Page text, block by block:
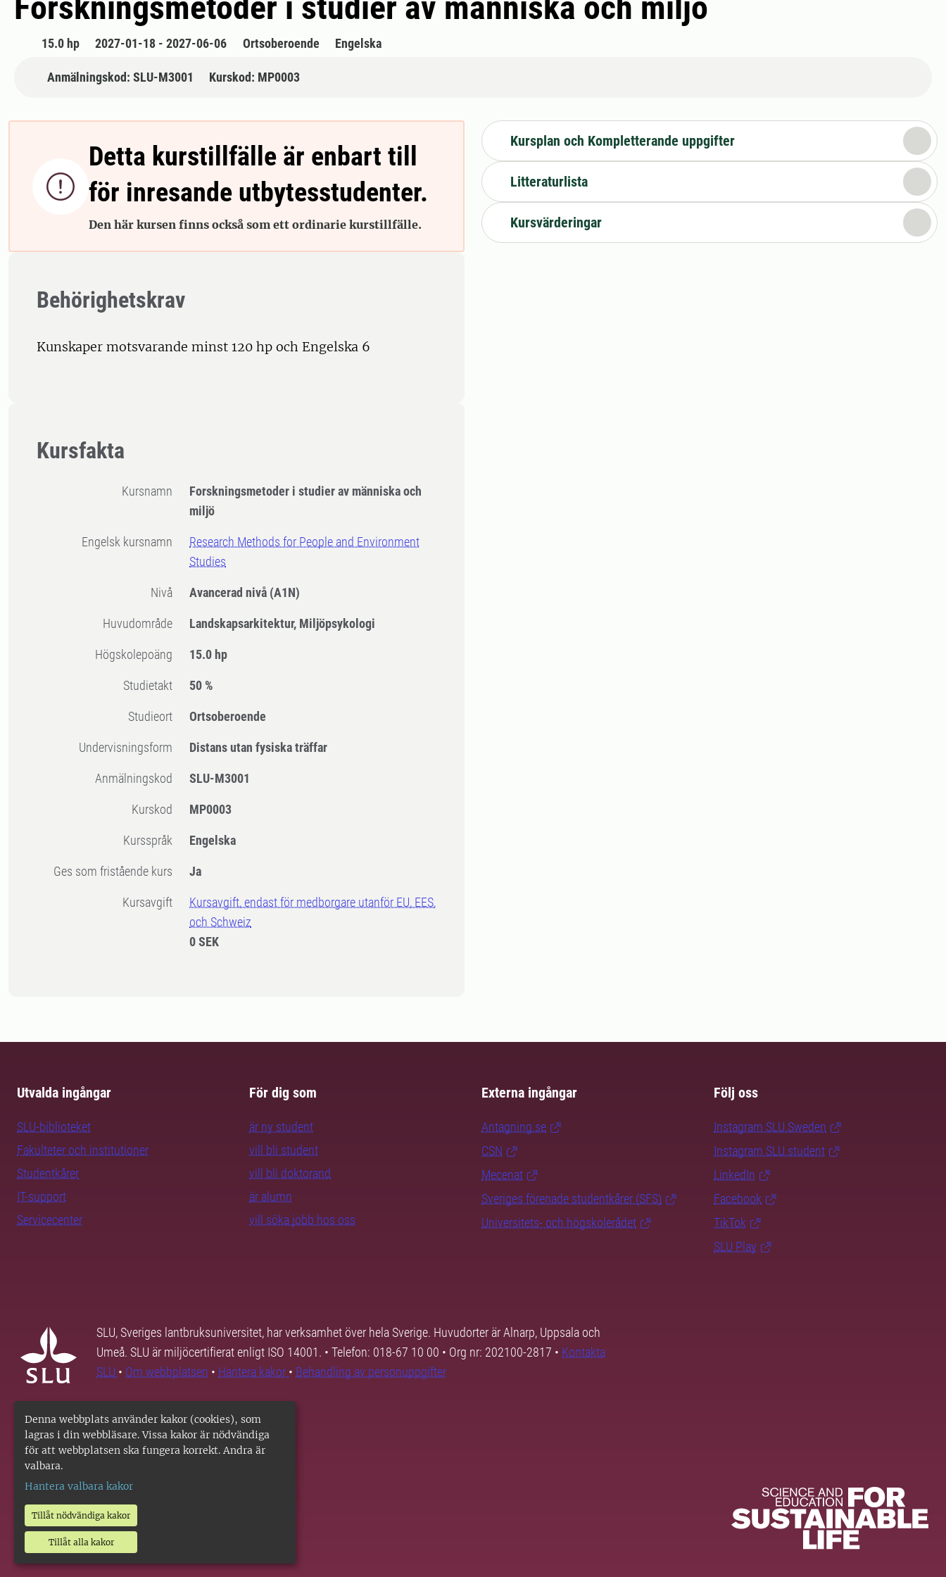
Denna webbplats använder kakor (cookies), som
lagras i din webbläsare. Vissa kakor är nödvändiga
för att webbplatsen ska fungera korrekt. Andra är
valbara.
Hantera valbara kakor
Tillåt nödvändiga kakor
Tillåt alla kakor
15.0 hp 2027-01-18 - 2027-06-06 Ortsoberoende Engelska
Anmälningskod: SLU-M3001 Kurskod: MP0003

Detta kurstillfälle är enbart till
för inresande utbytesstudenter.
Den här kursen finns också som ett ordinarie kurstillfälle.
Behörighetskrav
Kunskaper motsvarande minst 120 hp och Engelska 6
Kursfakta
Kursnamn
Forskningsmetoder i studier av människa och
miljö
Engelsk kursnamn
Research Methods for People and Environment
Studies
Nivå Avancerad nivå (A1N)
Huvudområde Landskapsarkitektur, Miljöpsykologi
högskolepoäng 15.0 hp
Studietakt 50 %
Studieort Ortsoberoende
Undervisningsform Distans utan fysiska träffar
Anmälningskod SLU-M3001
Kurskod MP0003
Kursspråk Engelska
Ges som fristående kurs Ja
Kursavgift
Kursavgift, endast för medborgare utanför EU, EES,
och Schweiz
0 SEK
Kursplan och Kompletterande uppgifter
Litteraturlista
Kursvärderingar
Utvalda ingångar
SLU-biblioteket
Fakulteter och institutioner
Studentkårer
IT-support
Servicecenter
För dig som
är ny student
vill bli student
vill bli doktorand
är alumn
vill söka jobb hos oss
Externa ingångar
Antagning.se
CSN
Mecenat
Sveriges förenade studentkårer (SFS)
Universitets- och högskolerådet
Följ oss
Instagram SLU.Sweden
Instagram SLU.student
LinkedIn
Facebook
TikTok
SLU Play
SLU, Sveriges lantbruksuniversitet, har verksamhet över hela Sverige. Huvudorter är Alnarp, Uppsala och
Umeå. SLU är miljöcertifierat enligt ISO 14001. • Telefon: 018-67 10 00 • Org nr: 202100-2817 • Kontakta
SLU • Om webbplatsen • Hantera kakor • Behandling av personuppgifter